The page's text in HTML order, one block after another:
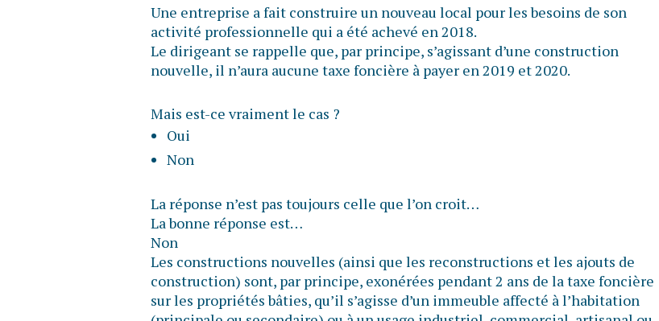
Une entreprise a fait construire un nouveau local pour les besoins de son
activité professionnelle qui a été achevé en 2018.
Le dirigeant se rappelle que, par principe, s’agissant d’une construction
nouvelle, il n’aura aucune taxe foncière à payer en 2019 et 2020.
Mais est-ce vraiment le cas ?
Oui
Non
La réponse n’est pas toujours celle que l’on croit…
La bonne réponse est…
Non
Les constructions nouvelles (ainsi que les reconstructions et les ajouts de
construction) sont, par principe, exonérées pendant 2 ans de la taxe foncière
sur les propriétés bâties, qu’il s’agisse d’un immeuble affecté à l’habitation